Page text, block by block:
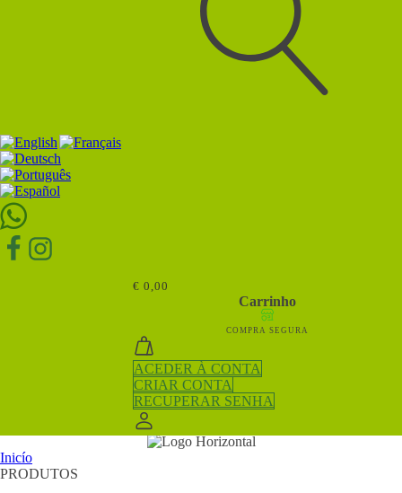
€ 0,00
Carrinho
COMPRA SEGURA
ACEDER À CONTA
CRIAR CONTA
RECUPERAR SENHA
Inicío
PRODUTOS